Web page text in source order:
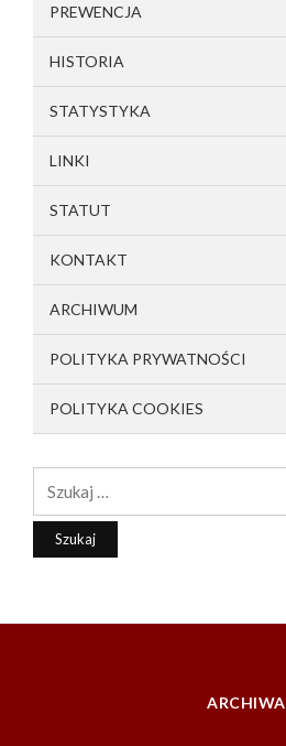
PREWENCJA
HISTORIA
STATYSTYKA
LINKI
STATUT
KONTAKT
ARCHIWUM
POLITYKA PRYWATNOŚCI
POLITYKA COOKIES
ARCHIWA